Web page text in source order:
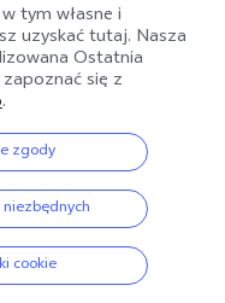
tym własne i
uzyskać tutaj. Nasza
Ostatnia
się z
.
zgody
cookie